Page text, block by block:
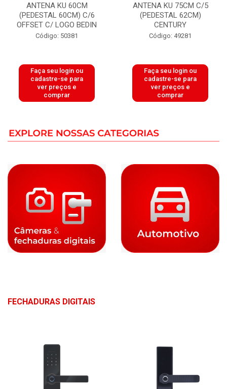
ANTENA KU 60CM
(PEDESTAL 60CM) C/6
OFFSET C/ LOGO BEDIN
Código: 50381
Faça seu login ou
cadastre-se para
ver preços e
comprar
ANTENA KU 75CM C/5
(PEDESTAL 62CM)
CENTURY
Código: 49281
Faça seu login ou
cadastre-se para
ver preços e
comprar
FECHADURAS DIGITAIS